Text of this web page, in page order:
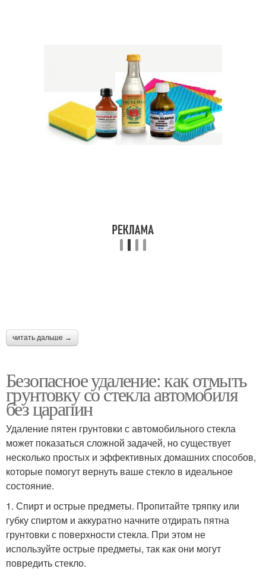
читать дальше →
Безопасное удаление: как отмыть
грунтовку со стекла автомобиля
без царапин
Удаление пятен грунтовки с автомобильного стекла
может показаться сложной задачей, но существует
несколько простых и эффективных домашних способов,
которые помогут вернуть ваше стекло в идеальное
состояние.
1. Спирт и острые предметы. Пропитайте тряпку или
губку спиртом и аккуратно начните отдирать пятна
грунтовки с поверхности стекла. При этом не
используйте острые предметы, так как они могут
повредить стекло.